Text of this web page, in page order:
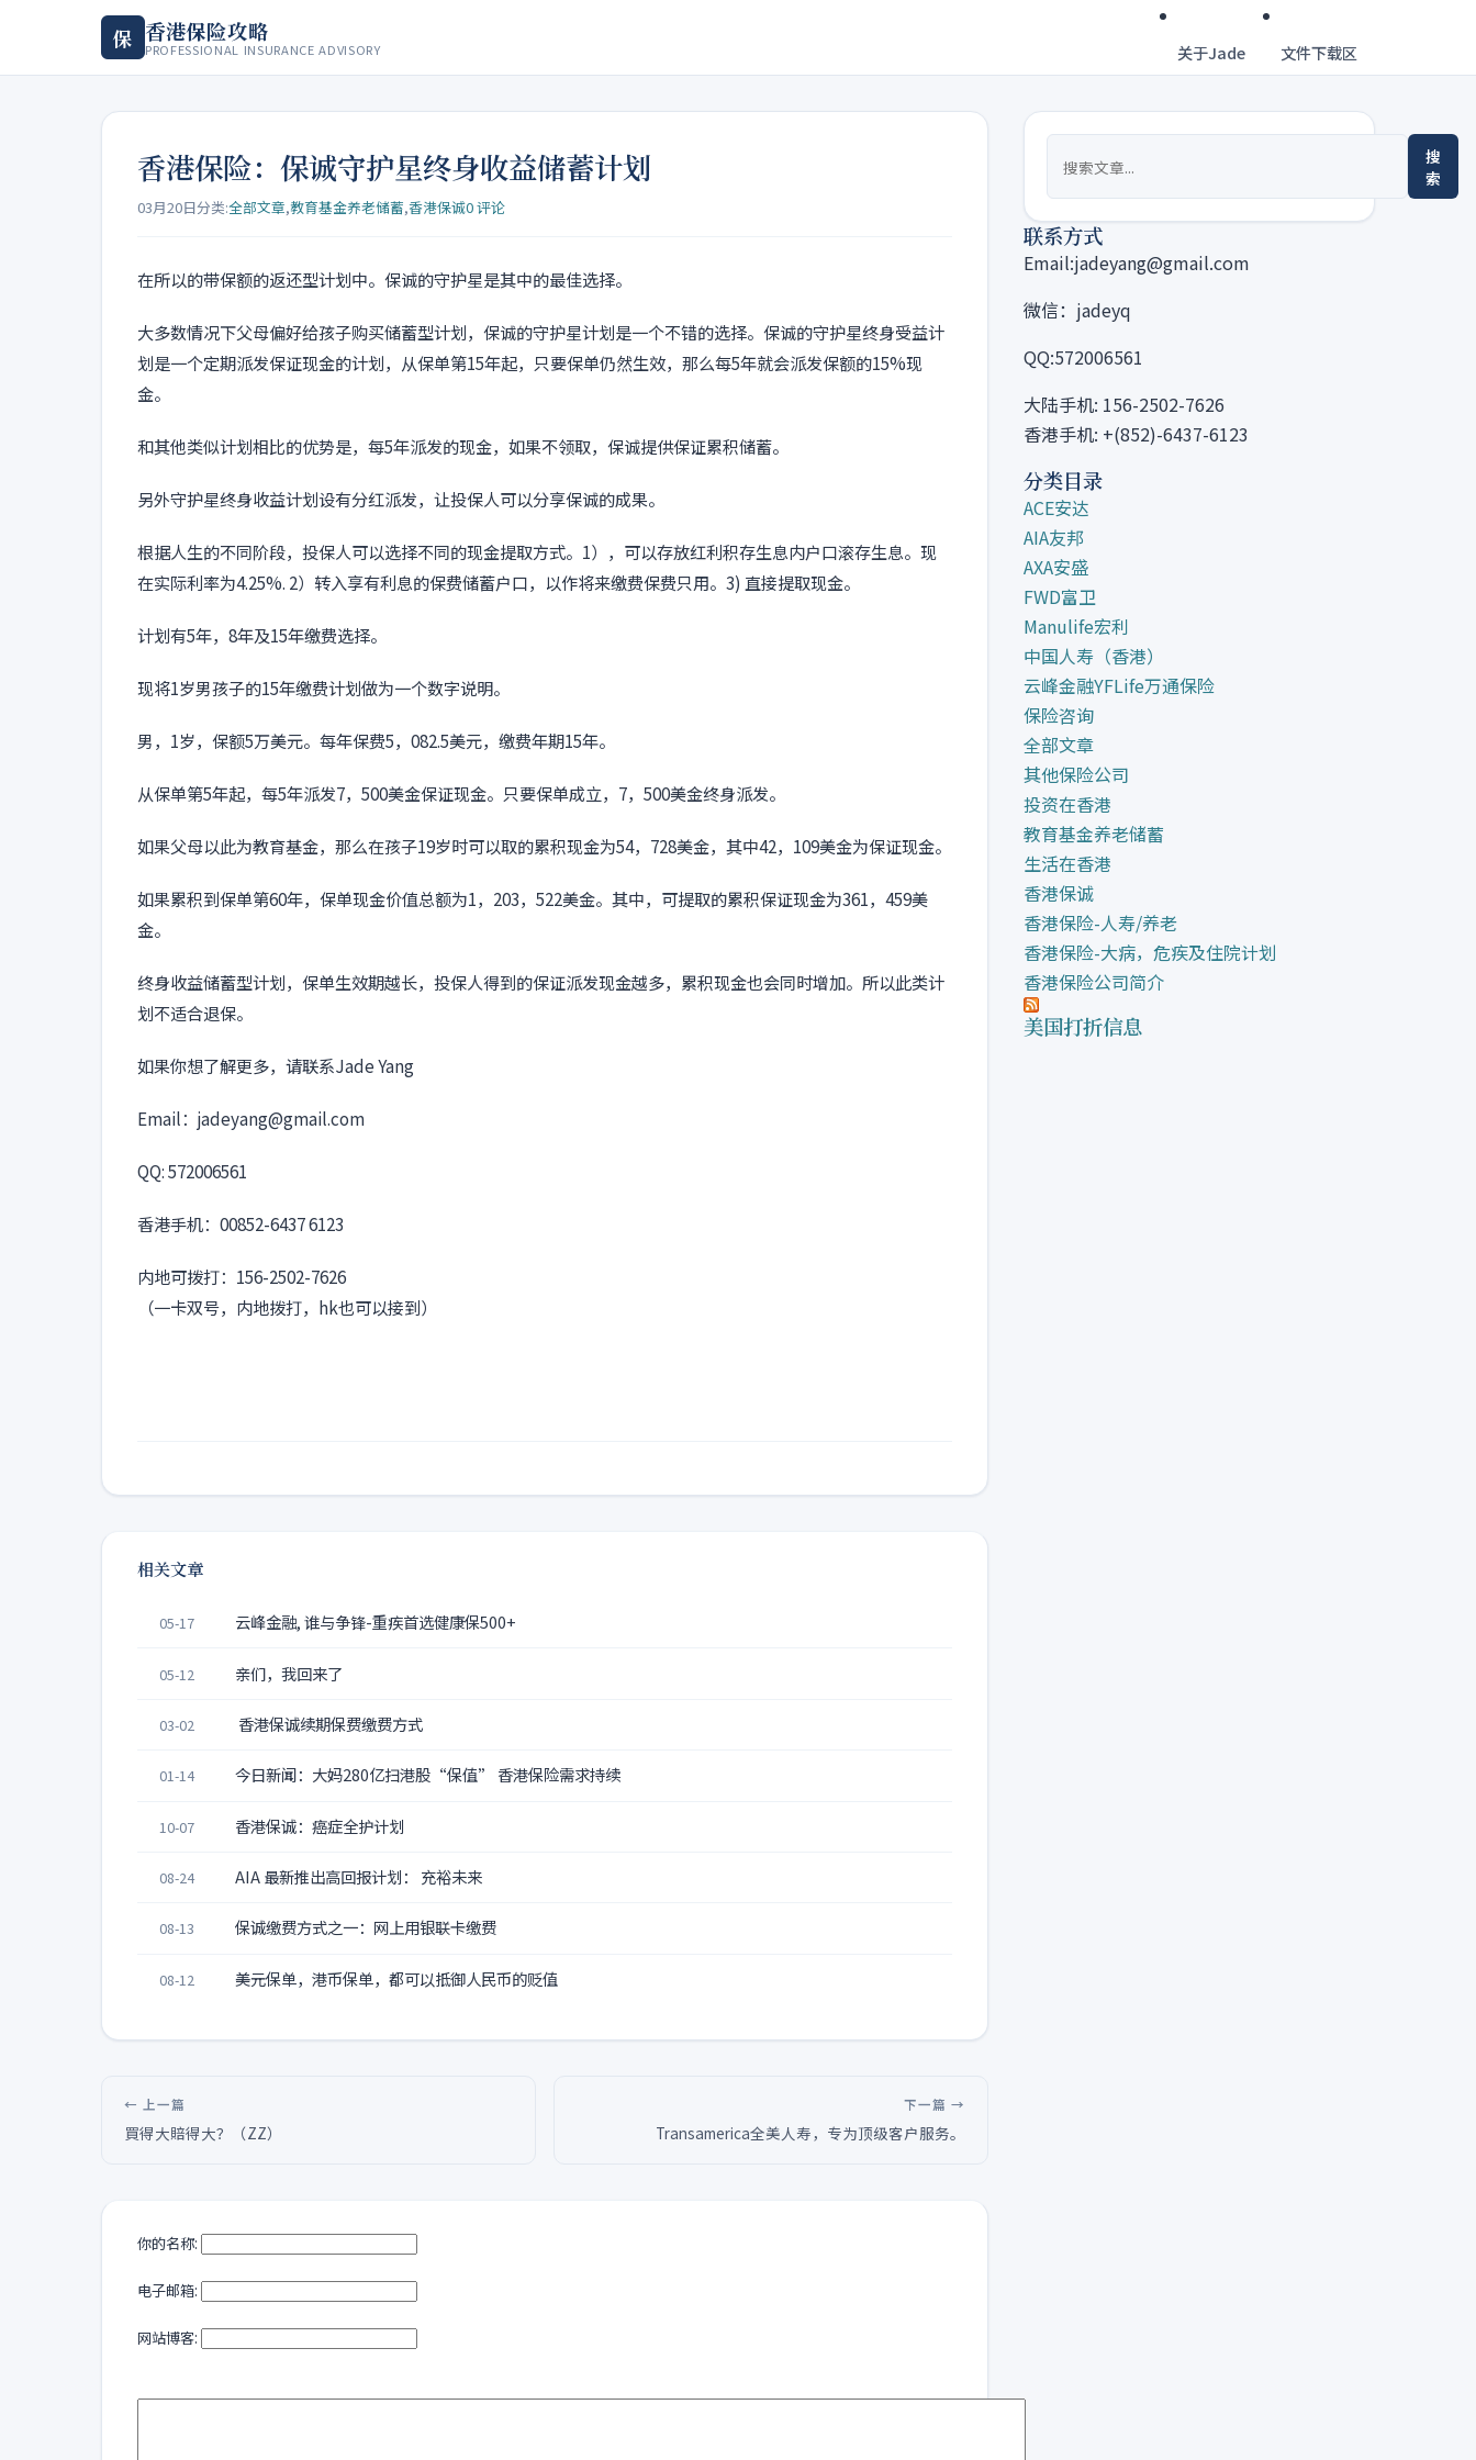
保 香港保险攻略
PROFESSIONAL INSURANCE ADVISORY 关于Jade 文件下载区
香港保险：保诚守护星终身收益储蓄计划
03月20日分类:全部文章,教育基金养老储蓄,香港保诚0 评论
在所以的带保额的返还型计划中。保诚的守护星是其中的最佳选择。
大多数情况下父母偏好给孩子购买储蓄型计划，保诚的守护星计划是一个不错的选择。保诚的守护星终身受益计
划是一个定期派发保证现金的计划，从保单第15年起，只要保单仍然生效，那么每5年就会派发保额的15%现
金。
和其他类似计划相比的优势是，每5年派发的现金，如果不领取，保诚提供保证累积储蓄。
另外守护星终身收益计划设有分红派发，让投保人可以分享保诚的成果。
根据人生的不同阶段，投保人可以选择不同的现金提取方式。1），可以存放红利积存生息内户口滚存生息。现
在实际利率为4.25%. 2）转入享有利息的保费储蓄户口，以作将来缴费保费只用。3) 直接提取现金。
计划有5年，8年及15年缴费选择。
现将1岁男孩子的15年缴费计划做为一个数字说明。
男，1岁，保额5万美元。每年保费5，082.5美元，缴费年期15年。
从保单第5年起，每5年派发7，500美金保证现金。只要保单成立，7，500美金终身派发。
如果父母以此为教育基金，那么在孩子19岁时可以取的累积现金为54，728美金，其中42，109美金为保证现金。
如果累积到保单第60年，保单现金价值总额为1，203，522美金。其中，可提取的累积保证现金为361，459美
金。
终身收益储蓄型计划，保单生效期越长，投保人得到的保证派发现金越多，累积现金也会同时增加。所以此类计
划不适合退保。
如果你想了解更多，请联系Jade Yang
Email：jadeyang@gmail.com
QQ: 572006561
香港手机：00852-6437 6123
内地可拨打：156-2502-7626
（一卡双号，内地拨打，hk也可以接到）
相关文章
05-17 云峰金融, 谁与争锋-重疾首选健康保500+
05-12 亲们，我回来了
03-02 香港保诚续期保费缴费方式
01-14 今日新闻：大妈280亿扫港股“保值” 香港保险需求持续
10-07 香港保诚：癌症全护计划
08-24 AIA 最新推出高回报计划： 充裕未来
08-13 保诚缴费方式之一：网上用银联卡缴费
08-12 美元保单，港币保单，都可以抵御人民币的贬值
← 上一篇
買得大賠得大？（ZZ）
下一篇 →
Transamerica全美人寿，专为顶级客户服务。
你的名称:
电子邮箱:
网站博客:
搜
索
联系方式
Email:jadeyang@gmail.com
微信：jadeyq
QQ:572006561
大陆手机: 156-2502-7626
香港手机: +(852)-6437-6123
分类目录
ACE安达
AIA友邦
AXA安盛
FWD富卫
Manulife宏利
中国人寿（香港）
云峰金融YFLife万通保险
保险咨询
全部文章
其他保险公司
投资在香港
教育基金养老储蓄
生活在香港
香港保诚
香港保险-人寿/养老
香港保险-大病，危疾及住院计划
香港保险公司简介
美国打折信息